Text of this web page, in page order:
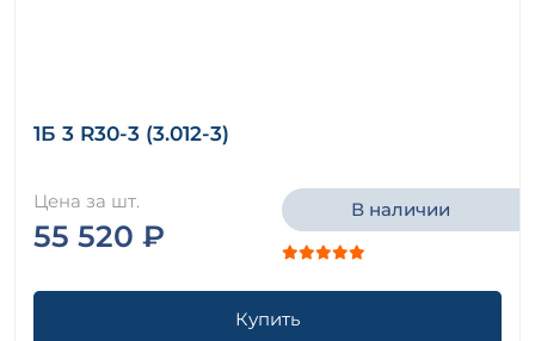
1Б 3 R30-3 (3.012-3)
Цена за шт.
55 520 ₽
В наличии
Купить